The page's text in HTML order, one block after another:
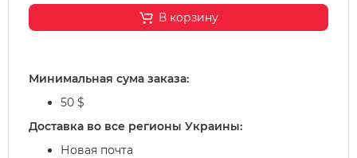
В корзину
Минимальная сума заказа:
50 $
Доставка во все регионы Украины:
Новая почта